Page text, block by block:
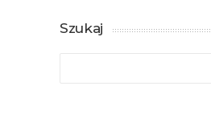
Szukaj